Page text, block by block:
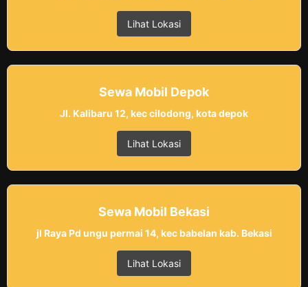
Lihat Lokasi
Sewa Mobil Depok
Jl. Kalibaru 12, kec cilodong, kota depok
Lihat Lokasi
Sewa Mobil Bekasi
jl Raya Pd ungu permai 14, kec babelan kab. Bekasi
Lihat Lokasi